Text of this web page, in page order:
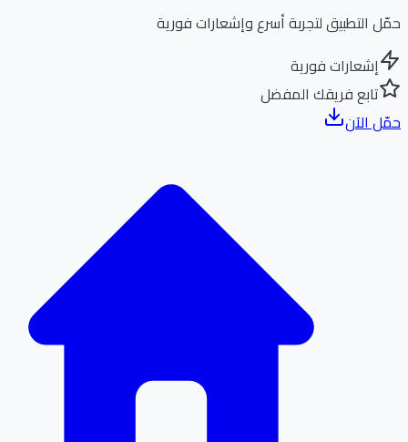
التطبيق لتجربة أسرع وإشعارات فورية
إشعارات فورية
تابع فريقك المفضل
الآن